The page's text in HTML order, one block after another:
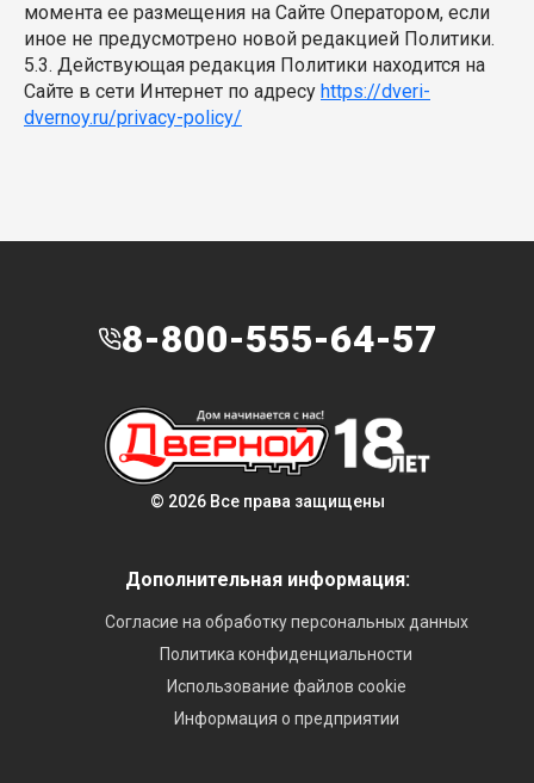
момента ее размещения на Сайте Оператором, если
иное не предусмотрено новой редакцией Политики.
5.3. Действующая редакция Политики находится на
Сайте в сети Интернет по адресу https://dveri-
dvernoy.ru/privacy-policy/
© 2026 Все права защищены
Дополнительная информация:
Согласие на обработку персональных данных
Политика конфиденциальности
Использование файлов cookie
Информация о предприятии
8-800-555-64-57